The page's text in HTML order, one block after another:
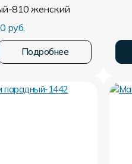
810женский
руб.
Подробнее